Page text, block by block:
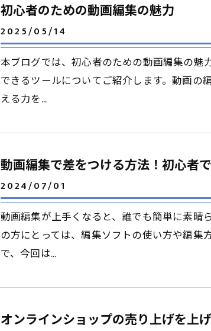
初心者のための動画編集の魅力
2025/05/14
本ブログでは、初心者のための動画編集の
できるツールについてご紹介します。動画の
える力を…
動画編集で差をつける方法！初心者
2024/07/01
動画編集が上手くなると、誰でも簡単に素晴
の方にとっては、編集ソフトの使い方や編集
で、今回は…
オンラインショップの売り上げを上